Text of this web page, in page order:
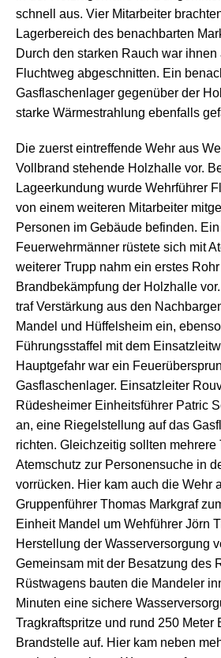
schnell aus. Vier Mitarbeiter
Lagerbereich des benachbarten
Durch den starken Rauch war
Fluchtweg abgeschnitten. Ein
Gasflaschenlager gegenüber der
starke Wärmestrahlung ebenfalls
Die zuerst eintreffende Wehr aus
Vollbrand stehende Holzhalle vor.
Lageerkundung wurde Wehrführer
von einem weiteren Mitarbeiter
Personen im Gebäude befinden.
Feuerwehrmänner rüstete sich mit
weiterer Trupp nahm ein erstes
Brandbekämpfung der Holzhalle
traf Verstärkung aus den
Mandel und Hüffelsheim ein,
Führungsstaffel mit dem
Hauptgefahr war ein
Gasflaschenlager. Einsatzleiter
Rüdesheimer Einheitsführer Patric
an, eine Riegelstellung auf das
richten. Gleichzeitig sollten mehrere
Atemschutz zur Personensuche in
vorrücken. Hier kam auch die Wehr
Gruppenführer Thomas Markgraf
Einheit Mandel um Wehführer Jörn
Herstellung der Wasserversorgung
Gemeinsam mit der Besatzung des
Rüstwagens bauten die Mandeler
Minuten eine sichere
Tragkraftspritze und rund 250 Meter
Brandstelle auf. Hier kam neben